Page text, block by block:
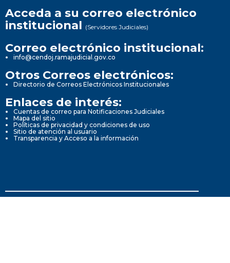
Acceda a su correo electrónico
institucional (Servidores Judiciales)
Correo electrónico institucional:
info@cendoj.ramajudicial.gov.co
Otros Correos electrónicos:
Directorio de Correos Electrónicos Institucionales
Enlaces de interés:
Cuentas de correo para Notificaciones Judiciales
Mapa del sitio
Políticas de privacidad y condiciones de uso
Sitio de atención al usuario
Transparencia y Acceso a la información